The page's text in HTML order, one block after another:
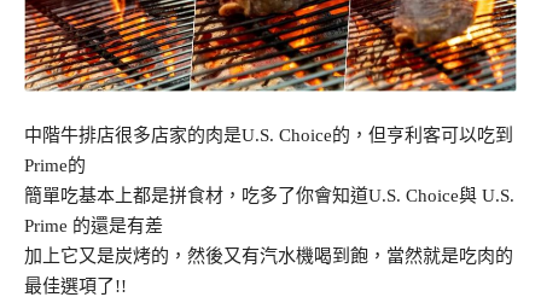
中階牛排店很多店家的肉是U.S. Choice的，但亨利客可以吃到
Prime的
簡單吃基本上都是拼食材，吃多了你會知道U.S. Choice與 U.S.
Prime 的還是有差
加上它又是炭烤的，然後又有汽水機喝到飽，當然就是吃肉的
最佳選項了!!